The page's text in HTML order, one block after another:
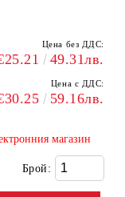
Цена без ДДС:
49.31лв.
Цена с ДДС:
59.16лв.
магазин
Брой: